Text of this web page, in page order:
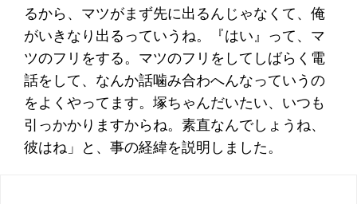
るから、マツがまず先に出るんじゃなくて、俺
がいきなり出るっていうね。『はい』って、マ
ツのフリをする。マツのフリをしてしばらく電
話をして、なんか話噛み合わへんなっていうの
をよくやってます。塚ちゃんだいたい、いつも
引っかかりますからね。素直なんでしょうね、
彼はね」と、事の経緯を説明しました。